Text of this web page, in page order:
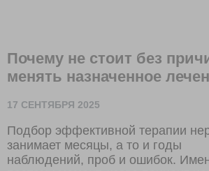
Почему не стоит без
менять назначенное
17 СЕНТЯБРЯ 2025
Подбор эффективной терапии
занимает месяцы, а то и годы
наблюдений, проб и ошибок.